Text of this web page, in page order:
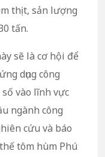
thịt, sản lượng
tấn.
sẽ là cơ hội để
dụng công
vào lĩnh vực
ngành công
cứu và báo
tôm hùm Phú